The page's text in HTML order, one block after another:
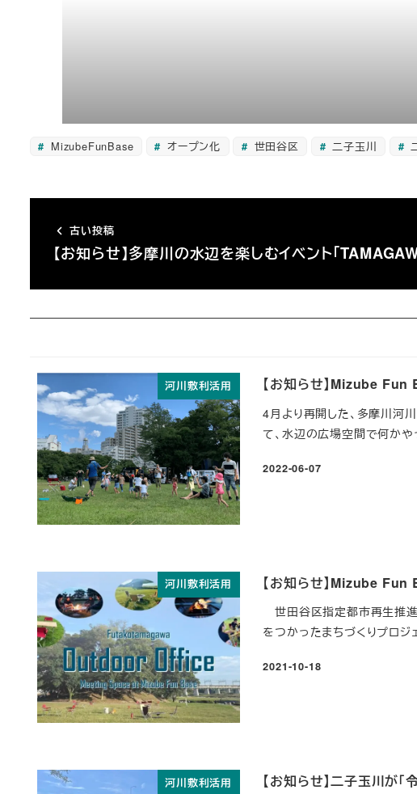
MizubeFunBase オープン化 世田谷区 二子玉川
古い投稿
【お知らせ】多摩川の水辺を楽しむイベント「
河川敷利活用 【お知らせ】Mizube Fun
4月より再開した、多摩川河
て、水辺の広場空間で何か
投稿日
2022-06-07
河川敷利活用 【お知らせ】Mizube Fun
世田谷区指定都市再生推進
をつかったまちづくりプロ
投稿日
2021-10-18
河川敷利活用 【お知らせ】二子玉川が